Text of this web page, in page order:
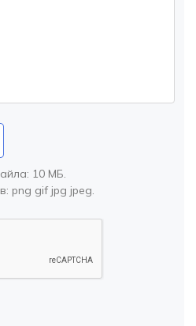
10 МБ.
png gif jpg jpeg.